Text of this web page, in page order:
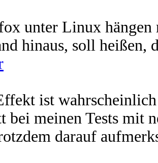
unter Linux hängen
hinaus, soll heißen,
ist
bei meinen Tests mit
darauf